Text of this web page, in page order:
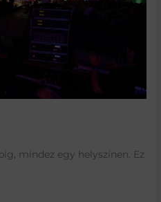
mindez egy helyszínen. Ez